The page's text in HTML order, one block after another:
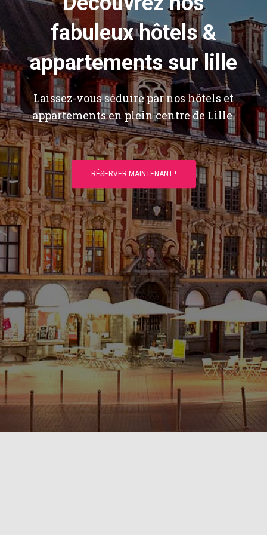
fabuleux hôtels &
appartements sur lille
Laissez-vous séduire par nos hôtels et
appartements en plein centre de Lille.
RÉSERVER MAINTENANT !